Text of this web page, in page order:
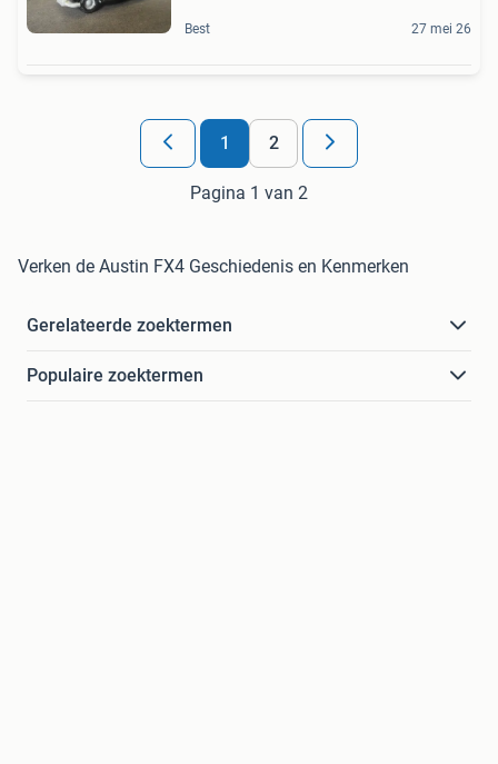
Best 27 mei 26
1 2
Pagina 1 van 2
Verken de Austin FX4 Geschiedenis en Kenmerken
Gerelateerde zoektermen
Populaire zoektermen